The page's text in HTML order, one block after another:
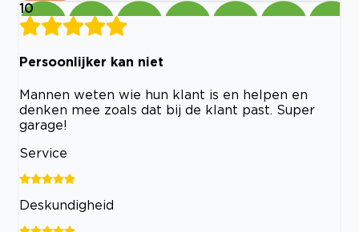
10
Persoonlijker kan niet
Mannen weten wie hun klant is en helpen en
denken mee zoals dat bij de klant past. Super
garage!
Service
Deskundigheid